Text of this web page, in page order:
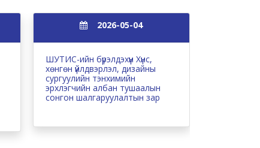
2026-05-04
ШУТИС-ийн бүрэлдэхүүн Хүнс,
хөнгөн үйлдвэрлэл, дизайны
сургуулийн тэнхимийн
эрхлэгчийн албан тушаалын
сонгон шалгаруулалтын зар